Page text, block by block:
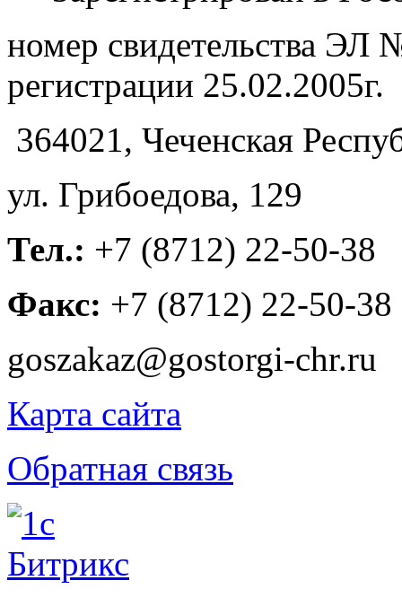
номер свидетельства
регистрации 25.02.2005г.
364021, Чеченская
ул. Грибоедова, 129
Тел.: +7 (8712) 22-50-38
Факс: +7 (8712) 22-50-38
goszakaz@gostorgi-chr.ru
Карта сайта
Обратная связь